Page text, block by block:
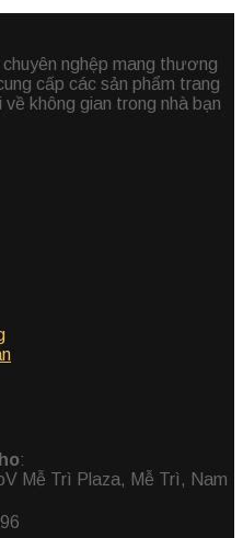
nghệp mang thương
cấp các sản phẩm trang
không gian trong nhà bạn
:
Mễ Trì Plaza, Mễ Trì, Nam